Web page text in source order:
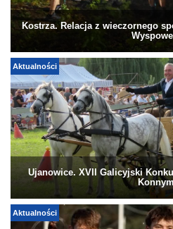
Kostrza. Relacja z wieczornego
Aktualności
Ujanowice. XVII Galicyjski
Aktualności